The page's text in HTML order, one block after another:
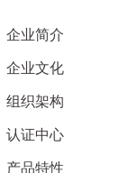
企业简介
企业文化
组织架构
认证中心
产品特性